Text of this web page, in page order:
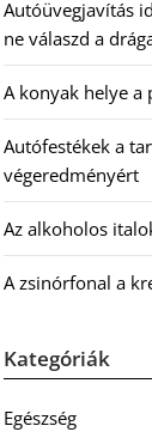
Autóüvegjavítás
ne válaszd a
A konyak helye
Autófestékek a
végeredményért
Az alkoholos
A zsinórfonal a
Kategóriák
Egészség